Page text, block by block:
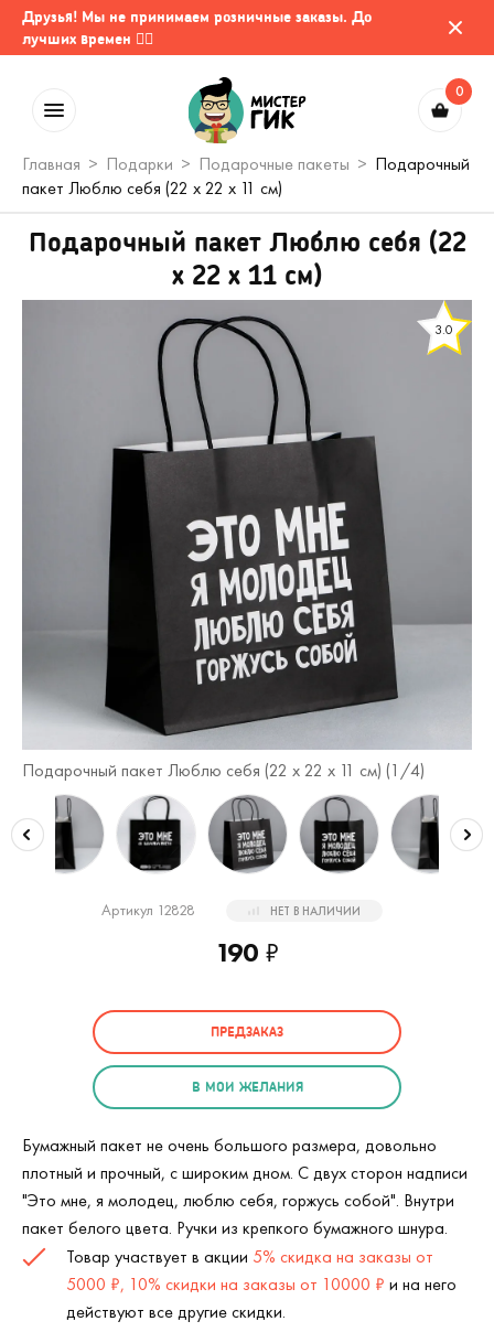
Друзья! Мы не принимаем розничные заказы. До
лучших времен 🤷‍♂️
0
Главная Подарки Подарочные пакеты
Подарочный
пакет Люблю себя (22 х 22 х 11 см)
Подарочный пакет Люблю себя (22
х 22 х 11 см)
3.0
Подарочный пакет Люблю себя (22 х 22 х 11 см) (1 /4)
Артикул 12828 НЕТ В НАЛИЧИИ
190₽
ПРЕДЗАКАЗ
В МОИ ЖЕЛАНИЯ
Бумажный пакет не очень большого размера, довольно
плотный и прочный, с широким дном. С двух сторон надписи
"Это мне, я молодец, люблю себя, горжусь собой". Внутри
пакет белого цвета. Ручки из крепкого бумажного шнура.
Товар участвует в акции 5% скидка на заказы от
5000 ₽, 10% скидки на заказы от 10000 ₽ и на него
действуют все другие скидки.